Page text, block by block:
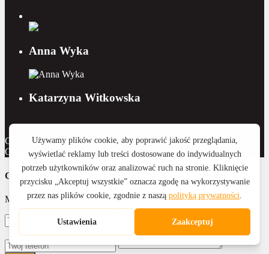
Anna Wyka
Katarzyna Witkowska
Copyright 2015 - 2026 Royal Home Nieruchomości | Wykonanie:
CreativeOne
Contact Us
Masz pytanie? Napisz do nas